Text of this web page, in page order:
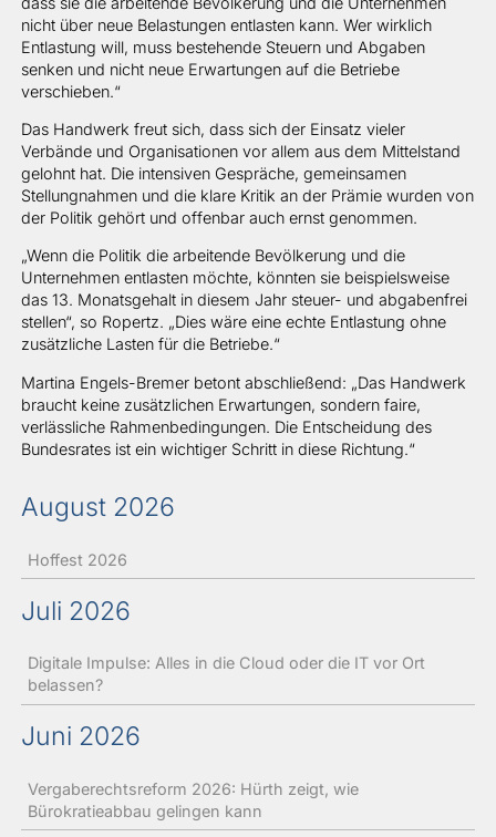
nicht über neue Belastungen entlasten kann. Wer wirklich
Entlastung will, muss bestehende Steuern und Abgaben
senken und nicht neue Erwartungen auf die Betriebe
verschieben.“
Das Handwerk freut sich, dass sich der Einsatz vieler
Verbände und Organisationen vor allem aus dem Mittelstand
gelohnt hat. Die intensiven Gespräche, gemeinsamen
Stellungnahmen und die klare Kritik an der Prämie wurden von
der Politik gehört und offenbar auch ernst genommen.
„Wenn die Politik die arbeitende Bevölkerung und die
Unternehmen entlasten möchte, könnten sie beispielsweise
das 13. Monatsgehalt in diesem Jahr steuer- und abgabenfrei
stellen“, so Ropertz. „Dies wäre eine echte Entlastung ohne
zusätzliche Lasten für die Betriebe.“
Martina Engels-Bremer betont abschließend: „Das Handwerk
braucht keine zusätzlichen Erwartungen, sondern faire,
verlässliche Rahmenbedingungen. Die Entscheidung des
Bundesrates ist ein wichtiger Schritt in diese Richtung.“
August 2026
Hoffest 2026
Juli 2026
Digitale Impulse: Alles in die Cloud oder die IT vor Ort
belassen?
Juni 2026
Vergaberechtsreform 2026: Hürth zeigt, wie
Bürokratieabbau gelingen kann